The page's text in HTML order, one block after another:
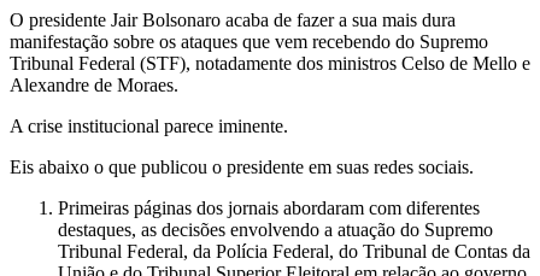
O presidente Jair Bolsonaro acaba de fazer a sua mais dura
manifestação sobre os ataques que vem recebendo do Supremo
Tribunal Federal (STF), notadamente dos ministros Celso de Mello e
Alexandre de Moraes.
A crise institucional parece iminente.
Eis abaixo o que publicou o presidente em suas redes sociais.
Primeiras páginas dos jornais abordaram com diferentes
destaques, as decisões envolvendo a atuação do Supremo
Tribunal Federal, da Polícia Federal, do Tribunal de Contas da